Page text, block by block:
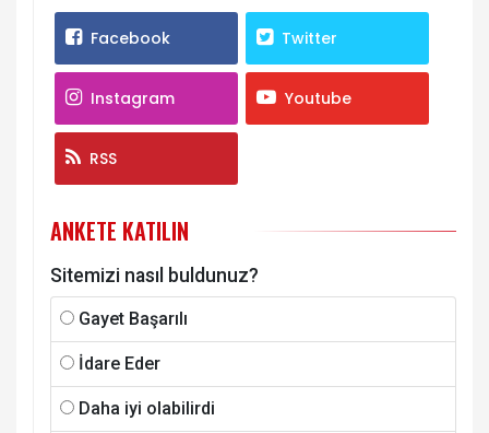
Facebook Twitter
Instagram Youtube
RSS
ANKETE KATILIN
Sitemizi nasıl buldunuz?
Gayet Başarılı
İdare Eder
Daha iyi olabilirdi